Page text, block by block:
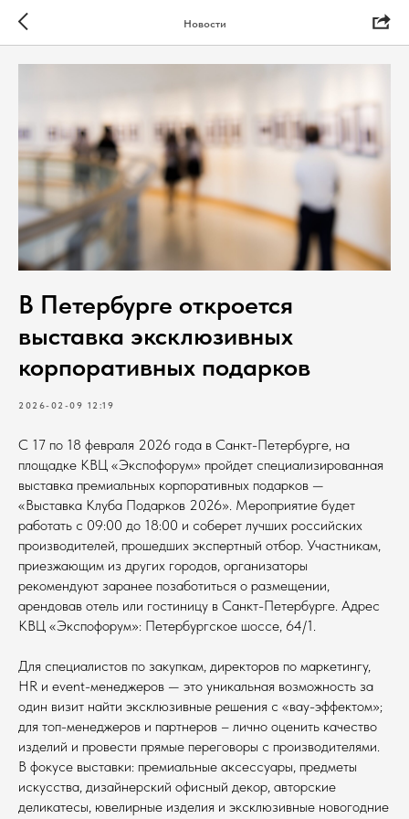
Новости
В Петербурге откроется
выставка эксклюзивных
корпоративных подарков
2026-02-09 12:19
С 17 по 18 февраля 2026 года в Санкт-Петербурге, на
площадке КВЦ «Экспофорум» пройдет специализированная
выставка премиальных корпоративных подарков —
«Выставка Клуба Подарков 2026». Мероприятие будет
работать с 09:00 до 18:00 и соберет лучших российских
производителей, прошедших экспертный отбор. Участникам,
приезжающим из других городов, организаторы
рекомендуют заранее позаботиться о размещении,
арендовав отель или гостиницу в Санкт-Петербурге. Адрес
КВЦ «Экспофорум»: Петербургское шоссе, 64/1.
Для специалистов по закупкам, директоров по маркетингу,
HR и event-менеджеров — это уникальная возможность за
один визит найти эксклюзивные решения с «вау-эффектом»;
для топ-менеджеров и партнеров – лично оценить качество
изделий и провести прямые переговоры с производителями.
В фокусе выставки: премиальные аксессуары, предметы
искусства, дизайнерский офисный декор, авторские
деликатесы, ювелирные изделия и эксклюзивные новогодние